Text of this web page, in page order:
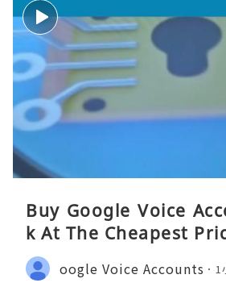
Buy Google Voice
k At The Cheapest
oogle Voice Accounts 1